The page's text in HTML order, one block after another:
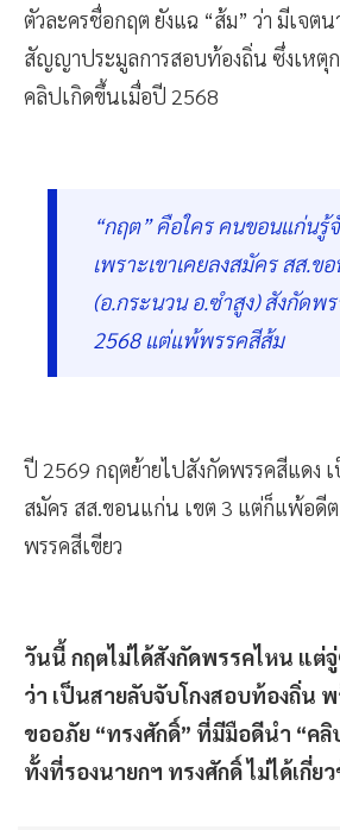
ตัวละครชื่อกฤต ยังแฉ “ส้ม” ว่า มีเจต
สัญญาประมูลการสอบท้องถิ่น ซึ่งเหตุ
คลิปเกิดขึ้นเมื่อปี 2568
“กฤต” คือใคร คนขอนแก่นรู้
เพราะเขาเคยลงสมัคร สส.ข
(อ.กระนวน อ.ซำสูง) สังกัดพ
2568 แต่แพ้พรรคสีส้ม
ปี 2569 กฤตย้ายไปสังกัดพรรคสีแดง
สมัคร สส.ขอนแก่น เขต 3 แต่ก็แพ้อดี
พรรคสีเขียว
วันนี้ กฤตไม่ได้สังกัดพรรคไหน แต่
ว่า เป็นสายลับจับโกงสอบท้องถิ่น
ขออภัย “ทรงศักดิ์” ที่มีมือดีนำ “คลิ
ทั้งที่รองนายกฯ ทรงศักดิ์ ไม่ได้เกี่ยว